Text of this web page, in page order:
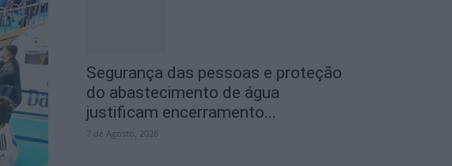
Segurança das pessoas e proteção
do abastecimento de água
justificam encerramento...
7 de Agosto, 2026